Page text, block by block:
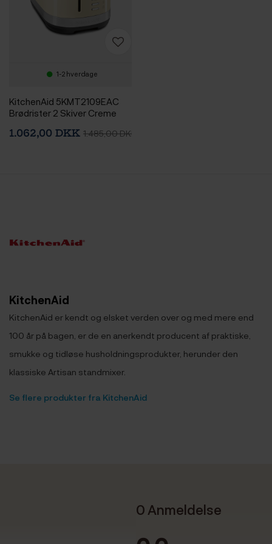
1-2 hverdage
KitchenAid 5KMT2109EAC
Brødrister 2 Skiver Creme
1.062,00 DKK 1.485,00 DKK
KitchenAid
KitchenAid er kendt og elsket verden over og med mere end
100 år på bagen, er de en anerkendt producent af praktiske,
smukke og tidløse husholdningsprodukter, herunder den
klassiske Artisan standmixer.
Se flere produkter fra KitchenAid
0 Anmeldelse